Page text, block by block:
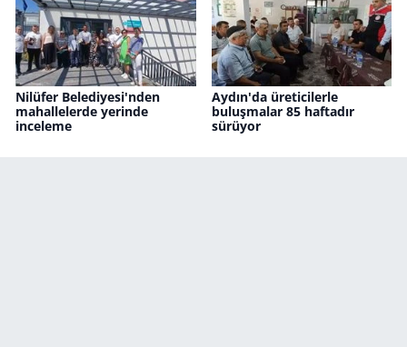
Nilüfer Belediyesi'nden
mahallelerde yerinde
inceleme
Aydın'da üreticilerle
buluşmalar 85 haftadır
sürüyor